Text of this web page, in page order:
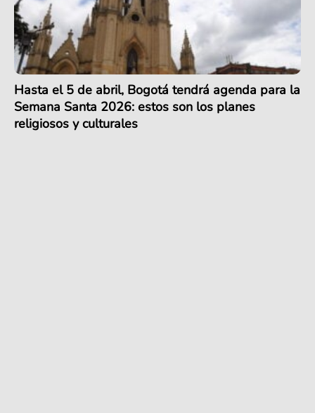
Hasta el 5 de abril, Bogotá tendrá agenda para la
Semana Santa 2026: estos son los planes
religiosos y culturales